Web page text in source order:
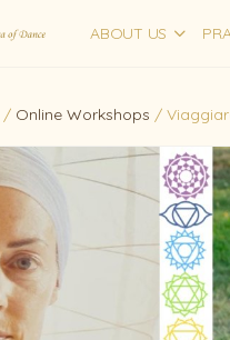
ABOUT US
/ Online Workshops /